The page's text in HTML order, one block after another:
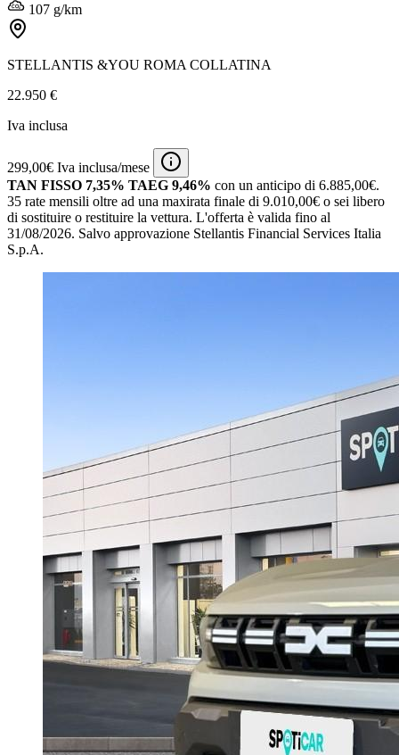
107 g/km
STELLANTIS &YOU ROMA COLLATINA
22.950 €
Iva inclusa
299,00€ Iva inclusa/mese
TAN FISSO 7,35% TAEG 9,46% con un anticipo di 6.885,00€.
35 rate mensili oltre ad una maxirata finale di 9.010,00€ o sei libero
di sostituire o restituire la vettura. L'offerta è valida fino al
31/08/2026. Salvo approvazione Stellantis Financial Services Italia
S.p.A.